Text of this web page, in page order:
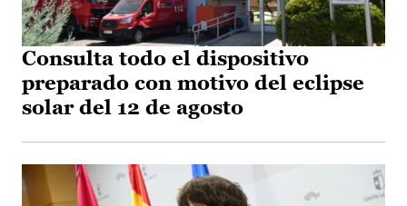
Consulta todo el dispositivo
preparado con motivo del eclipse
solar del 12 de agosto